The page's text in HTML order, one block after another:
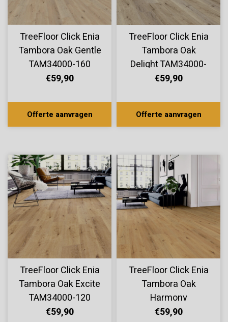
TreeFloor Click Enia
Tambora Oak Gentle
TAM34000-160
€59,90
Offerte aanvragen
TreeFloor Click Enia
Tambora Oak
Delight TAM34000-
140
€59,90
Offerte aanvragen
TreeFloor Click Enia
Tambora Oak Excite
TAM34000-120
€59,90
TreeFloor Click Enia
Tambora Oak
Harmony
TAM34000-100
€59,90